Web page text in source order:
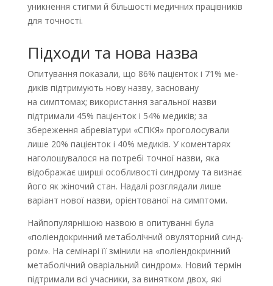
уникнення стигми й більшості медичних працівників
для точності.
Підходи та нова назва
Опитування показали, що 86% пацієнток і 71% ме­­
диків підтримують нову назву, засновану
на симптомах; використання загальної назви
підтримали 45% пацієнток і 54% медиків; за
збереження абревіатури «СПКЯ» проголосували
лише 20% пацієнток і 40% медиків. У коментарях
наголошувалося на потребі точної назви, яка
відображає ширші особливості синдрому та визнає
його як жіночий стан. Надалі розглядали лише
варіант нової назви, орієнтованої на симптоми.
Найпопулярнішою назвою в опитуванні була
«поліендокринний метаболічний овуляторний синд­
ром». На семінарі її змінили на «поліендокринний
метаболічний оваріальний синдром». Новий термін
підтримали всі учасники, за винятком двох, які